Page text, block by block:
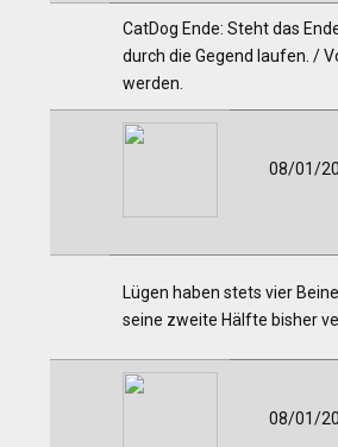
CatDog Ende: Steht das
durch die Gegend laufen. /
werden.
08/01/
Lügen haben stets vier
seine zweite Hälfte bisher
08/01/